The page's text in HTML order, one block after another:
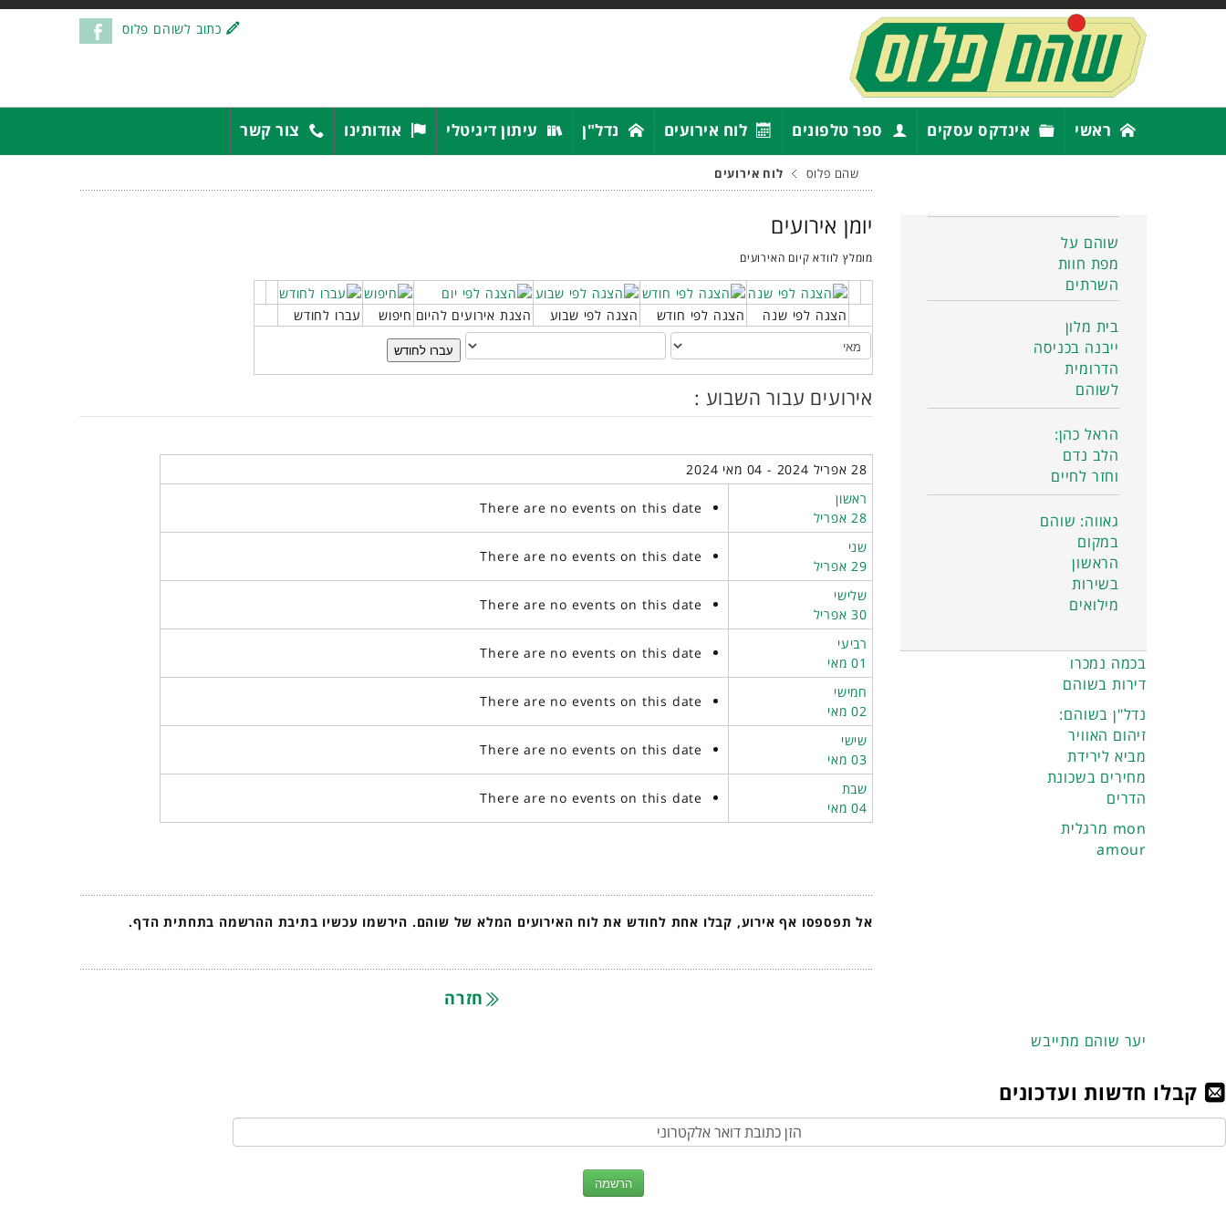
כתוב לשוהם פלוס
ראשי אינדקס עסקים ספר טלפונים לוח אירועים נדל"ן עיתון דיגיטלי אודותינו צור קשר
שהם פלוס לוח אירועים
יומן אירועים
מומלץ לוודא קיום האירועים
הצגה לפי שנה הצגה לפי חודש הצגה לפי שבוע הצגת אירועים להיום חיפוש
עברו לחודש
עברו לחודש
אירועים עבור השבוע :
28 אפריל 2024 - 04 מאי 2024
ראשון
28 אפריל
There are no events on this date
שני
29 אפריל
There are no events on this date
שלישי
30 אפריל
There are no events on this date
רביעי
01 מאי
There are no events on this date
חמישי
02 מאי
There are no events on this date
שישי
03 מאי
There are no events on this date
שבת
04 מאי
There are no events on this date
אל תפספסו אף אירוע, קבלו אחת לחודש את לוח האירועים המלא של שוהם. הירשמו עכשיו בתיבת ההרשמה בתחתית הדף.
חזרה
שוהם על
מפת חוות
השרתים
בית מלון
ייבנה בכניסה
הדרומית
לשוהם
הראל כהן:
הלב נדם
וחזר לחיים
גאווה: שוהם
במקום
הראשון
בשירות
מילואים
בכמה נמכרו
דירות בשוהם
נדל"ן בשוהם:
זיהום האוויר
מביא לירידת
מחירים בשכונת
הדרים
מרגלית mon
amour
יער שוהם מתייבש
קבלו חדשות ועדכונים